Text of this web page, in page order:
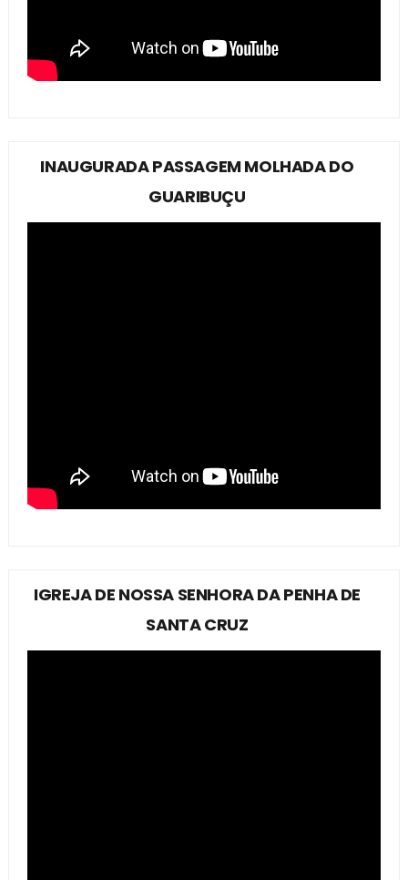
INAUGURADA PASSAGEM MOLHADA DO
GUARIBUÇU
IGREJA DE NOSSA SENHORA DA PENHA DE
SANTA CRUZ